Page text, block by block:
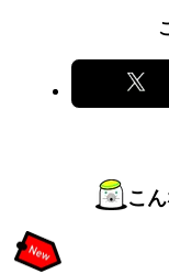
こ